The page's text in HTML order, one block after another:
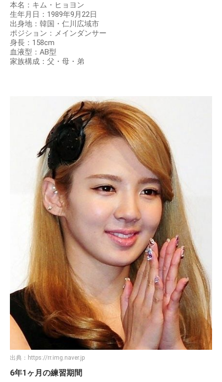
本名：キム・ヒョヨン
生年月日：1989年9月22日
出身地：韓国・仁川広域市
ポジション：メインダンサー
身長：158cm
血液型：AB型
家族構成：父・母・弟
出典： https://rr.img.naver.jp
6年1ヶ月の練習期間